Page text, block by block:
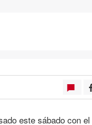
este sábado con